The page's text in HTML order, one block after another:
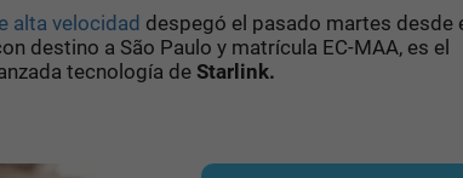
alta velocidad despegó el pasado martes desde
destino a São Paulo y matrícula EC-MAA, es el
tecnología deStarlink.